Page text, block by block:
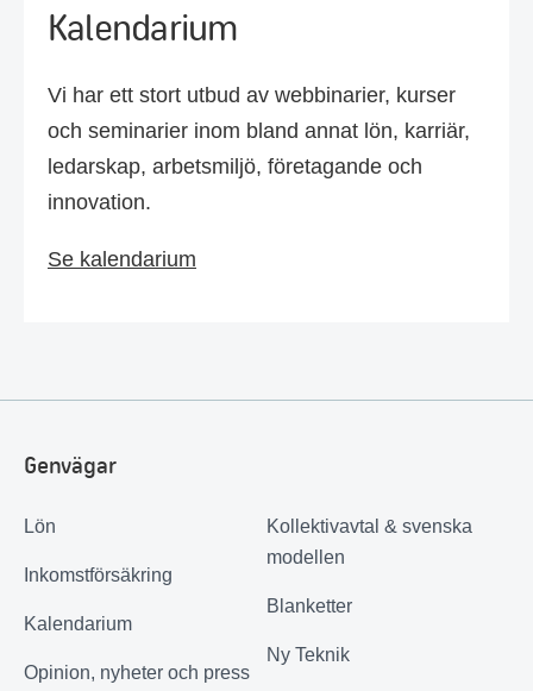
Kalendarium
Vi har ett stort utbud av webbinarier, kurser
och seminarier inom bland annat lön, karriär,
ledarskap, arbetsmiljö, företagande och
innovation.
Se kalendarium
Genvägar
Lön
Inkomstförsäkring
Kalendarium
Opinion, nyheter och press
Kollektivavtal & svenska
modellen
Blanketter
Ny Teknik